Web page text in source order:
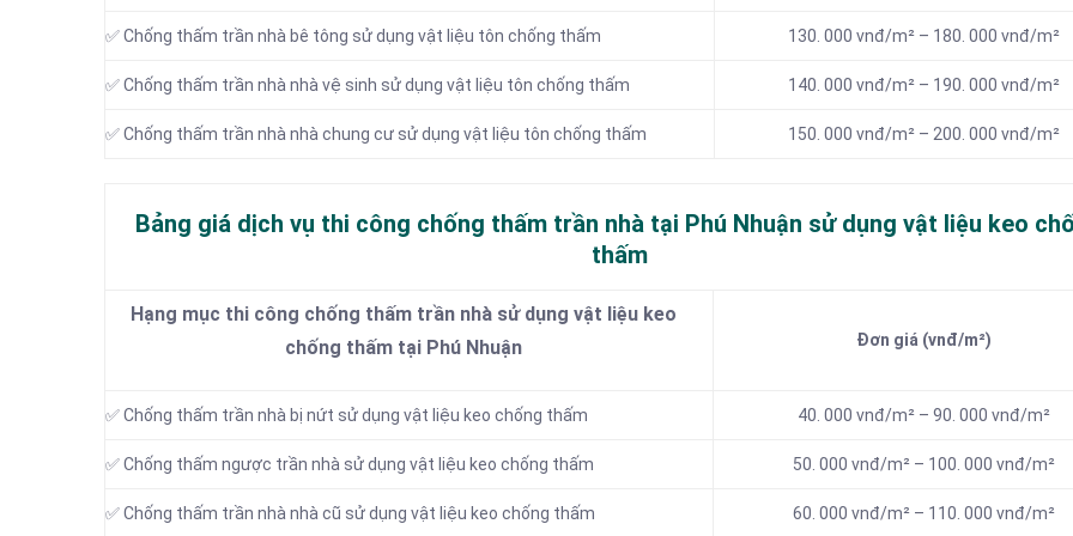
✅ Chống thấm trần nhà bê tông sử dụng vật liệu tôn chống thấm 130. 000 vnđ/m² – 180. 000 vnđ/m²
✅ Chống thấm trần nhà nhà vệ sinh sử dụng vật liệu tôn chống thấm 140. 000 vnđ/m² – 190. 000 vnđ/m²
✅ Chống thấm trần nhà nhà chung cư sử dụng vật liệu tôn chống thấm 150. 000 vnđ/m² – 200. 000 vnđ/m²
Bảng giá dịch vụ thi công chống thấm trần nhà tại Phú Nhuận sử dụng vật liệu keo
thấm
Hạng mục thi công chống thấm trần nhà sử dụng vật liệu keo
chống thấm tại Phú Nhuận
Đơn giá (vnđ/m²)
✅ Chống thấm trần nhà bị nứt sử dụng vật liệu keo chống thấm 40. 000 vnđ/m² – 90. 000 vnđ/m²
✅ Chống thấm ngược trần nhà sử dụng vật liệu keo chống thấm 50. 000 vnđ/m² – 100. 000 vnđ/m²
✅ Chống thấm trần nhà nhà cũ sử dụng vật liệu keo chống thấm 60. 000 vnđ/m² – 110. 000 vnđ/m²